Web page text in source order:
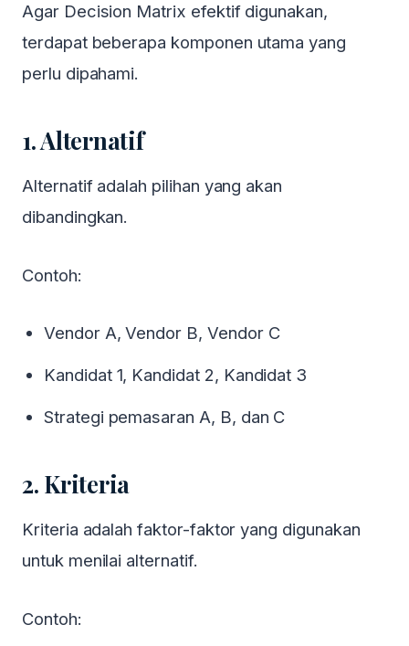
Agar Decision Matrix efektif digunakan,
terdapat beberapa komponen utama yang
perlu dipahami.
1. Alternatif
Alternatif adalah pilihan yang akan
dibandingkan.
Contoh:
Vendor A, Vendor B, Vendor C
Kandidat 1, Kandidat 2, Kandidat 3
Strategi pemasaran A, B, dan C
2. Kriteria
Kriteria adalah faktor-faktor yang digunakan
untuk menilai alternatif.
Contoh: